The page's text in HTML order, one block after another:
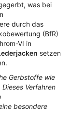
was bei
durch das
(BfR)
VI in
setzen
Gerbstoffe wie
Verfahren
besondere